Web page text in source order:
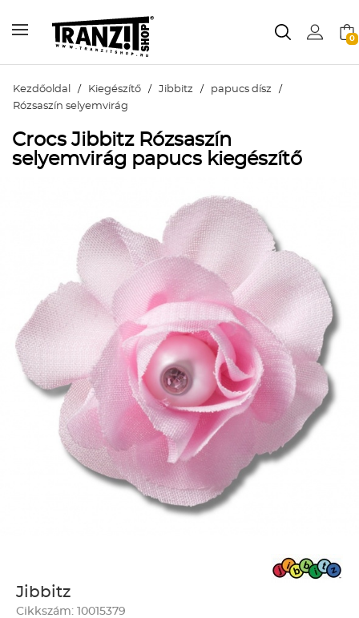
0
Kezdőoldal / Kiegészítő / Jibbitz / papucs dísz /
Rózsaszín selyemvirág
Crocs Jibbitz Rózsaszín
selyemvirág papucs kiegészítő
Jibbitz
Cikkszám: 10015379